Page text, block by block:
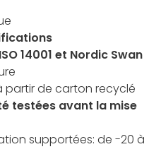
14001 et Nordic Swan
partir de carton recyclé
testées avant la mise
supportées: de -20 à